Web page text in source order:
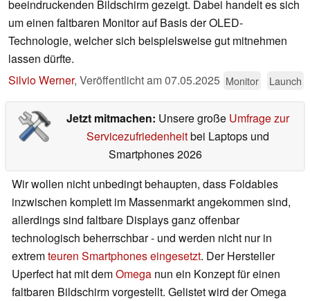
beeindruckenden Bildschirm gezeigt. Dabei handelt es sich
um einen faltbaren Monitor auf Basis der OLED-
Technologie, welcher sich beispielsweise gut mitnehmen
lassen dürfte.
Silvio Werner, Veröffentlicht am07.05.2025 Monitor Launch
Jetzt mitmachen: Unsere große Umfrage zur
Servicezufriedenheitbei Laptops und
Smartphones 2026
Wir wollen nicht unbedingt behaupten, dass Foldables
inzwischen komplett im Massenmarkt angekommen sind,
allerdings sind faltbare Displays ganz offenbar
technologisch beherrschbar - und werden nicht nur in
extremteuren Smartphones eingesetzt. Der Hersteller
Uperfect hat mit demOmega nun ein Konzept für einen
faltbaren Bildschirm vorgestellt. Gelistet wird der Omega